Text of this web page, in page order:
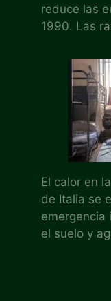
reduce las
1990. Las
El calor en
de Italia se
emergencia
el suelo y